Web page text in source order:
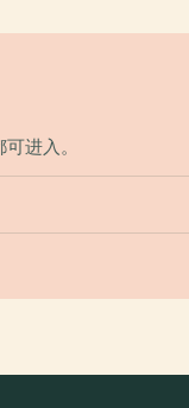
进入。